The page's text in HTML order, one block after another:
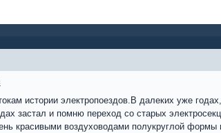
истории электропоездов.В далеких уже
застал и помню переход со старых
красивыми воздуховодами полукруглой